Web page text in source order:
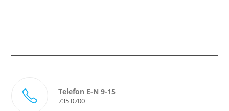
Telefon E-N 9-15
735 0700